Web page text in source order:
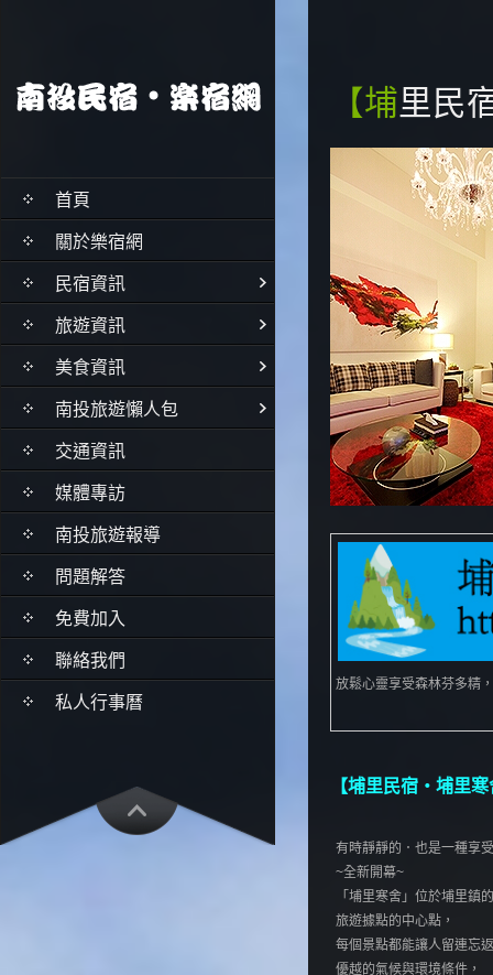
首頁
關於樂宿網
民宿資訊
旅遊資訊
美食資訊
南投旅遊懶人包
交通資訊
媒體專訪
南投旅遊報導
問題解答
免費加入
聯絡我們
私人行事曆
【埔
放鬆心靈享受森林芬多精
【埔里民宿‧埔里寒
有時靜靜的．也是一種享
~全新開幕~
「埔里寒舍」位於埔里鎮
旅遊據點的中心點，
每個景點都能讓人留連忘
優越的氣候與環境條件，